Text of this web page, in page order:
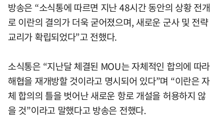
방송은 “소식통에 따르면 지난 48시간 동안의 상황 전개
로 이란의 결의가 더욱 굳어졌으며, 새로운 군사 및 전략
교리가 확립되었다”고 전했다.
소식통은 “지난달 체결된 MOU는 자체적인 합의에 따라
해협을 재개방할 것이라고 명시되어 있다”며 “이란은 자
체 합의의 틀을 벗어난 새로운 항로 개설을 허용하지 않
을 것”이라고 말했다고 방송은 전했다.